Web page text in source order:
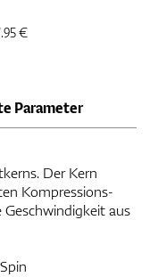
€
Parameter
Der Kern
Kompressions-
aus